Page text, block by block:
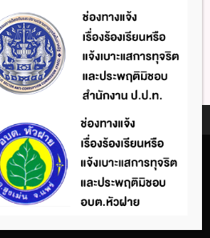
you the best experience on our
which cookies we are using or
.
ถือว่าท่านรับทราบใน นโยบายคุ้มครอง
และ นโยบายคุกกี้ (Cookie policy)
ยงานได้จัดทำขึ้นแล้ว